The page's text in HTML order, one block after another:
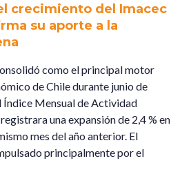
crecimiento del Imacec
su aporte a la
como el principal motor
de Chile durante junio de
Índice Mensual de Actividad
una expansión de 2,4 % en
mes del año anterior. El
principalmente por el